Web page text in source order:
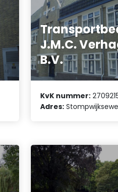
J.M.C.
B.V.
KvK nummer:
Adres: